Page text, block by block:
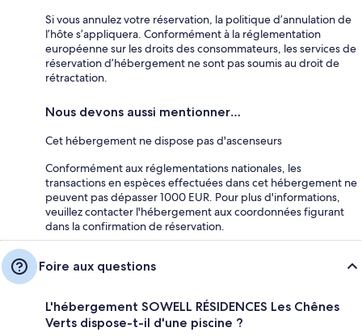
Si vous annulez votre réservation, la politique d’annulation de
l’hôte s’appliquera. Conformément à la réglementation
européenne sur les droits des consommateurs, les services de
réservation d’hébergement ne sont pas soumis au droit de
rétractation.
Nous devons aussi mentionner…
Cet hébergement ne dispose pas d'ascenseurs
Conformément aux réglementations nationales, les
transactions en espèces effectuées dans cet hébergement ne
peuvent pas dépasser 1000 EUR. Pour plus d'informations,
veuillez contacter l'hébergement aux coordonnées figurant
dans la confirmation de réservation.
Foire aux questions
L'hébergement SOWELL RÉSIDENCES Les Chênes
Verts dispose-t-il d'une piscine ?